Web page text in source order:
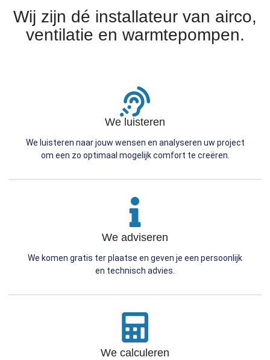
Wij zijn dé installateur van airco,
ventilatie en warmtepompen.
We luisteren
We luisteren naar jouw wensen en analyseren uw project
om een zo optimaal mogelijk comfort te creëren.
We adviseren
We komen gratis ter plaatse en geven je een persoonlijk
en technisch advies.
We calculeren